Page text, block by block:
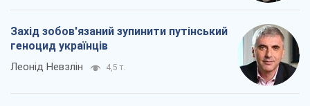
Захід зобов'язаний зупинити путінський
геноцид українців
Леонід Невзлін 4,5 т.